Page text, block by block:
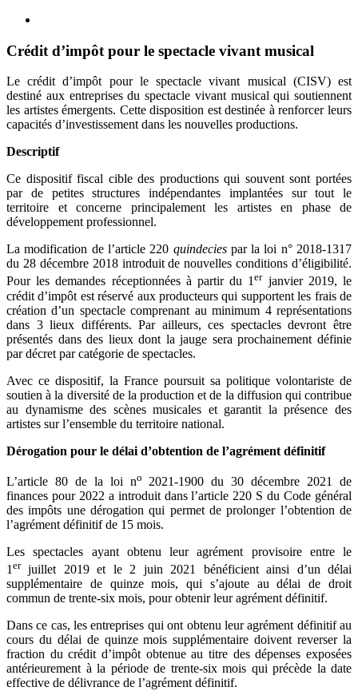
Crédit d’impôt pour le spectacle vivant musical
Le crédit d’impôt pour le spectacle vivant musical (CISV) est
destiné aux entreprises du spectacle vivant musical qui soutiennent
les artistes émergents. Cette disposition est destinée à renforcer leurs
capacités d’investissement dans les nouvelles productions.
Descriptif
Ce dispositif fiscal cible des productions qui souvent sont portées
par de petites structures indépendantes implantées sur tout le
territoire et concerne principalement les artistes en phase de
développement professionnel.
La modification de l’article 220 quindecies par la loi n° 2018-1317
du 28 décembre 2018 introduit de nouvelles conditions d’éligibilité.
Pour les demandes réceptionnées à partir du 1erjanvier 2019, le
crédit d’impôt est réservé aux producteurs qui supportent les frais de
création d’un spectacle comprenant au minimum 4 représentations
dans 3 lieux différents. Par ailleurs, ces spectacles devront être
présentés dans des lieux dont la jauge sera prochainement définie
par décret par catégorie de spectacles.
Avec ce dispositif, la France poursuit sa politique volontariste de
soutien à la diversité de la production et de la diffusion qui contribue
au dynamisme des scènes musicales et garantit la présence des
artistes sur l’ensemble du territoire national.
Dérogation pour le délai d’obtention de l’agrément définitif
L’article 80 de la loi no
2021-1900 du 30 décembre 2021 de
finances pour 2022 a introduit dans l’article 220 S du Code général
des impôts une dérogation qui permet de prolonger l’obtention de
l’agrément définitif de 15 mois.
Les spectacles ayant obtenu leur agrément provisoire entre le
1erjuillet 2019 et le 2 juin 2021 bénéficient ainsi d’un délai
supplémentaire de quinze mois, qui s’ajoute au délai de droit
commun de trente-six mois, pour obtenir leur agrément définitif.
Dans ce cas, les entreprises qui ont obtenu leur agrément définitif au
cours du délai de quinze mois supplémentaire doivent reverser la
fraction du crédit d’impôt obtenue au titre des dépenses exposées
antérieurement à la période de trente-six mois qui précède la date
effective de délivrance de l’agrément définitif.